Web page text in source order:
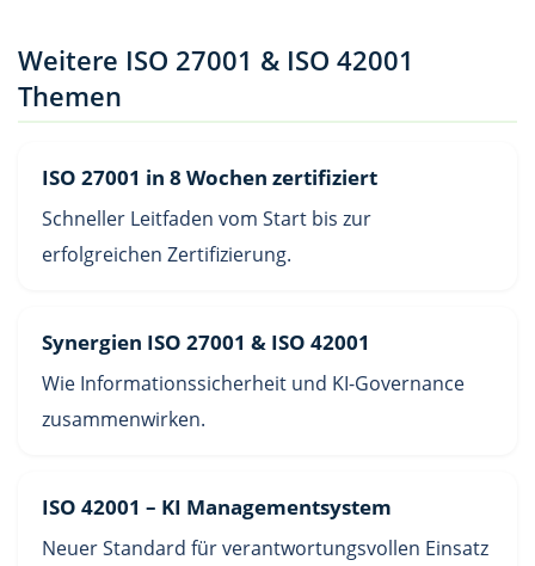
Weitere ISO 27001 & ISO 42001
Themen
ISO 27001 in 8 Wochen zertifiziert
Schneller Leitfaden vom Start bis zur
erfolgreichen Zertifizierung.
Synergien ISO 27001 & ISO 42001
Wie Informationssicherheit und KI-Governance
zusammenwirken.
ISO 42001 – KI Managementsystem
Neuer Standard für verantwortungsvollen Einsatz